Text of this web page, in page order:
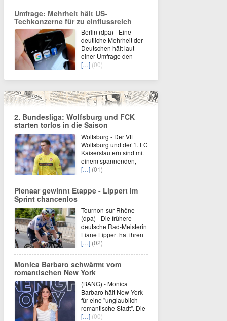
Umfrage: Mehrheit hält US-
Techkonzerne für zu einflussreich
Berlin (dpa) - Eine
deutliche Mehrheit der
Deutschen hält laut
einer Umfrage den
[…] (00)
2. Bundesliga: Wolfsburg und FCK
starten torlos in die Saison
Wolfsburg - Der VfL
Wolfsburg und der 1. FC
Kaiserslautern sind mit
einem spannenden,
[…] (01)
Pienaar gewinnt Etappe - Lippert im
Sprint chancenlos
Tournon-sur-Rhône
(dpa) - Die frühere
deutsche Rad-Meisterin
Liane Lippert hat ihren
[…] (02)
Monica Barbaro schwärmt vom
romantischen New York
(BANG) - Monica
Barbaro hält New York
für eine "unglaublich
romantische Stadt". Die
[…] (00)